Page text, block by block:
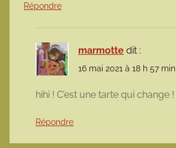
Répondre
marmotte dit :
16 mai 2021 à 18 h 57 min
hihi ! C’est une tarte qui change !
Répondre